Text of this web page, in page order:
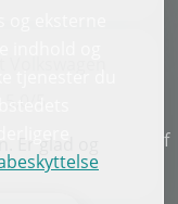
Er glad og
tjenester du
f